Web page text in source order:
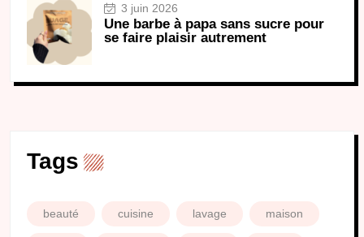
3 juin 2026
Une barbe à papa sans sucre pour
se faire plaisir autrement
Tags
beauté cuisine lavage maison